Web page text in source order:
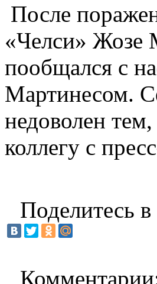
После
«Челси» Жозе
пообщался с
Мартинесом.
недоволен
коллегу с
Поделитесь